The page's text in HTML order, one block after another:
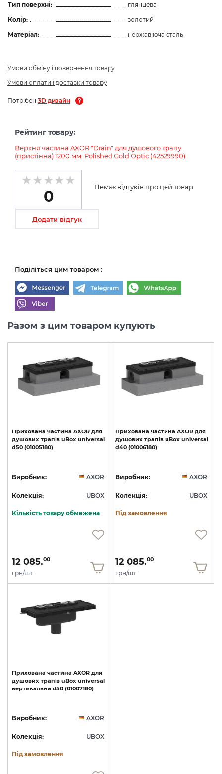
Тип поверхні:
глянцева
Колір:
золотий
Матеріал:
нержавіюча сталь
Умови обміну і повернення товару
Умови оплати і доставки товару
Потрібен 3D дизайн
Рейтинг товару:
Верхня частина AXOR "Drain" для душового трапу
(пристінна) 1200 мм, Polished Gold Optic (42529990)
0
Немає відгуків про цей товар
Додати відгук
Поділіться цим товаром :
Разом з цим товаром купують
Прихована частина AXOR для
душових трапів uBox universal
d50 (01005180)
Виробник: AXOR
Колекція: UBOX
Кількість товару обмежена
12 085.00
грн/шт
Прихована частина AXOR для
душових трапів uBox universal
d40 (01006180)
Виробник: AXOR
Колекція: UBOX
Під замовлення
12 085.00
грн/шт
Прихована частина AXOR для
душових трапів uBox universal
вертикальна d50 (01007180)
Виробник: AXOR
Колекція: UBOX
Під замовлення